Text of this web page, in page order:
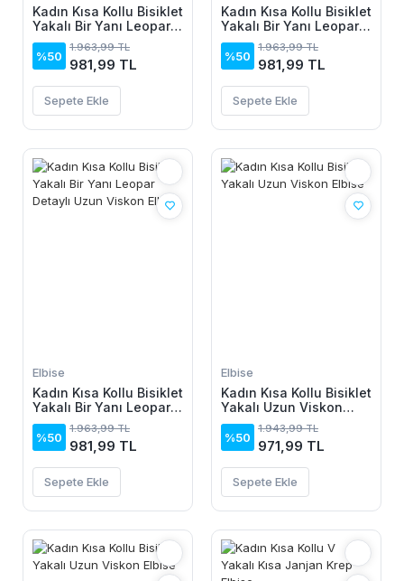
Kadın Kısa Kollu Bisiklet
Yakalı Bir Yanı Leopar
Detaylı Uzun Viskon
Elbise
%50
1.963,99 TL
981,99 TL
Sepete Ekle
Kadın Kısa Kollu Bisiklet
Yakalı Bir Yanı Leopar
Detaylı Uzun Viskon
Elbise
%50
1.963,99 TL
981,99 TL
Sepete Ekle
Elbise
Kadın Kısa Kollu Bisiklet
Yakalı Bir Yanı Leopar
Detaylı Uzun Viskon
Elbise
%50
1.963,99 TL
981,99 TL
Sepete Ekle
Elbise
Kadın Kısa Kollu Bisiklet
Yakalı Uzun Viskon
Elbise
%50
1.943,99 TL
971,99 TL
Sepete Ekle